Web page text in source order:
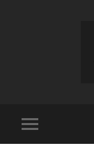
Menü